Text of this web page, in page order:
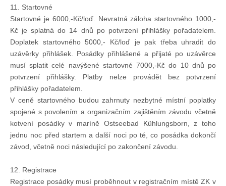
11. Startovné
Startovné je 6000,-Kč/loď. Nevratná záloha startovného 1000,-
Kč je splatná do 14 dnů po potvrzení přihlášky pořadatelem.
Doplatek startovného 5000,- Kč/loď je pak třeba uhradit do
uzávěrky přihlášek. Posádky přihlášené a přijaté po uzávěrce
musí splatit celé navýšené startovné 7000,-Kč do 10 dnů po
potvrzení přihlášky. Platby nelze provádět bez potvrzení
přihlášky pořadatelem.
V ceně startovného budou zahrnuty nezbytné místní poplatky
spojené s povolením a organizačním zajištěním závodu včetně
kotvení posádky v maríně Ostseebad Kühlungsborn, z toho
jednu noc před startem a další noci po té, co posádka dokončí
závod, včetně noci následující po zakončení závodu.
12. Registrace
Registrace posádky musí proběhnout v registračním místě ZK v